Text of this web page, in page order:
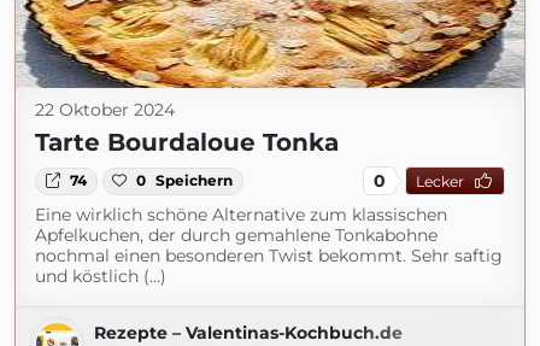
22 Oktober 2024
Tarte Bourdaloue Tonka
74 0 Speichern 0 Lecker
Eine wirklich schöne Alternative zum klassischen
Apfelkuchen, der durch gemahlene Tonkabohne
nochmal einen besonderen Twist bekommt. Sehr saftig
und köstlich (...)
Rezepte – Valentinas-Kochbuch.de